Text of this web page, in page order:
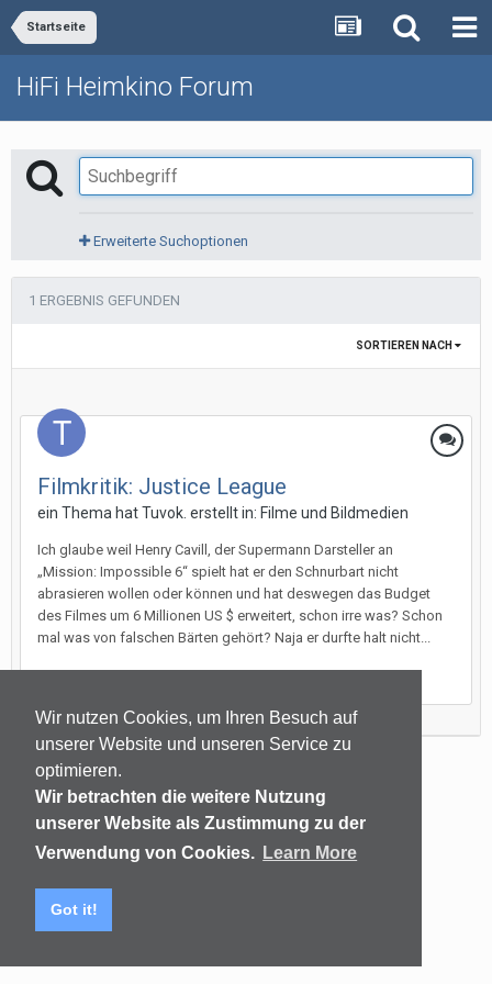
Wir nutzen Cookies, um Ihren Besuch auf
unserer Website und unseren Service zu
optimieren.
Wir betrachten die weitere Nutzung
unserer Website als Zustimmung zu der
Verwendung von Cookies. Learn More
Got it!
Startseite
HiFi Heimkino Forum
Erweiterte Suchoptionen
1 ERGEBNIS GEFUNDEN
SORTIEREN NACH
Filmkritik: Justice League
ein Thema hatTuvok. erstellt in: Filme und Bildmedien
Ich glaube weil Henry Cavill, der Supermann Darsteller an
„Mission: Impossible 6“ spielt hat er den Schnurbart nicht
abrasieren wollen oder können und hat deswegen das Budget
des Filmes um 6 Millionen US $ erweitert, schon irre was? Schon
mal was von falschen Bärten gehört? Naja er durfte halt nicht...
Sprachen
(C) audiomap.de
Powered by Invision Community